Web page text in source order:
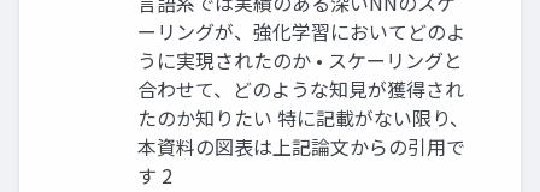
ーリングが、強化学習においてどのよ
うに実現されたのか • スケーリングと
合わせて、どのような知見が獲得され
たのか知りたい 特に記載がない限り、
本資料の図表は上記論文からの引用で
す 2